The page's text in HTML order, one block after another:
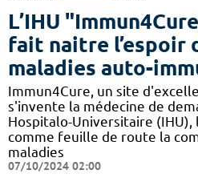
L’IHU
fait naitre l’espoir
maladies auto-
Immun4Cure, un site
s'invente la médecine de
Hospitalo-Universitaire (IHU),
comme feuille de route la
maladies
07/10/2024 02:00